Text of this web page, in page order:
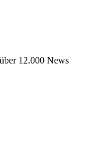
12.000 News